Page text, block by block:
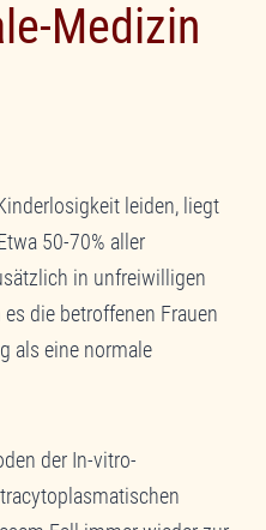
Medizin
leiden, liegt
50-70% aller
in unfreiwilligen
die betroffenen Frauen
als eine normale
der In-vitro-